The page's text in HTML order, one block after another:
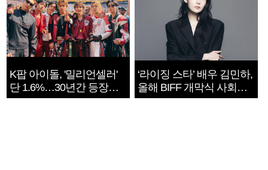
K팝 아이돌, '밀리언셀러'
단 1.6%…30년간 등장
1182개팀 전수조사
‘라이징 스타’ 배우 김민하,
올해 BIFF 개막식 사회자
확정